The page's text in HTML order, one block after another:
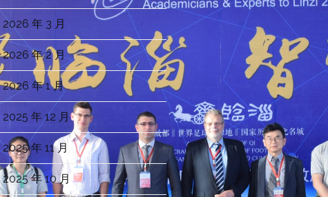
2026 年 3 月
2026 年 2 月
2026 年 1 月
2025 年 12 月
2025 年 11 月
2025 年 10 月